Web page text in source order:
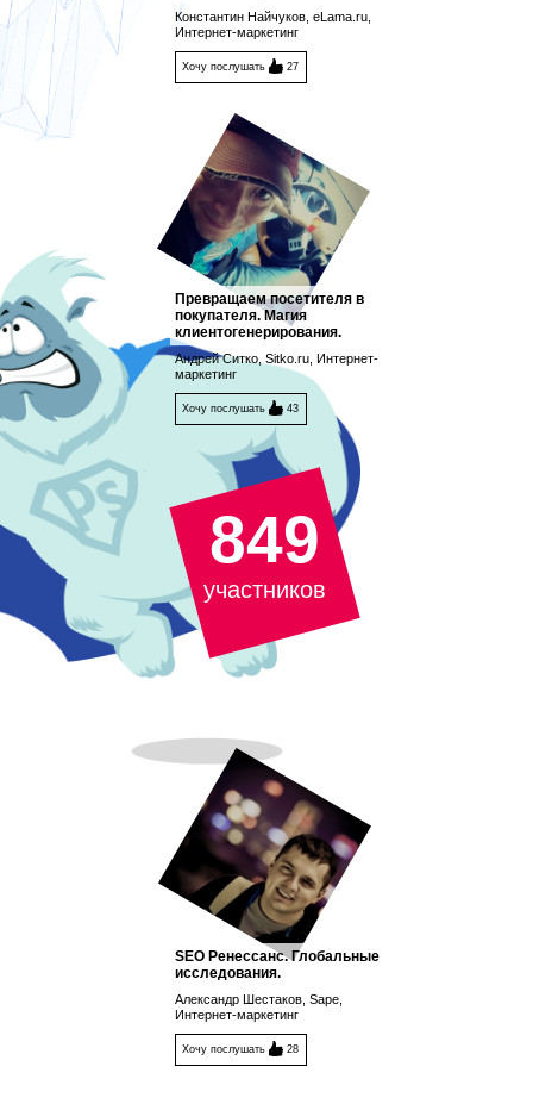
Константин Найчуков, eLama.ru,
Интернет-маркетинг
Хочу послушать 27
Превращаем посетителя в
покупателя. Магия
клиентогенерирования.
Андрей Ситко, Sitko.ru, Интернет-
маркетинг
Хочу послушать 43
849
участников
SEO Ренессанс. Глобальные
исследования.
Александр Шестаков, Sape,
Интернет-маркетинг
Хочу послушать 28